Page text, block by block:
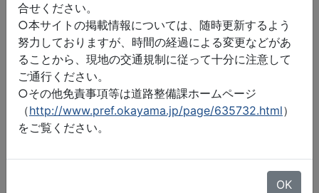
合せください。
○本サイトの掲載情報については、随時更新するよう
努力しておりますが、時間の経過による変更などがあ
ることから、現地の交通規制に従って十分に注意して
ご通行ください。
○その他免責事項等は道路整備課ホームページ
（http://www.pref.okayama.jp/page/635732.html）
をご覧ください。
OK
地図データ©2026 ZENRIN